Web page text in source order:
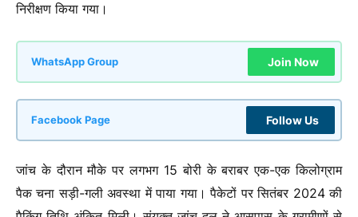
निरीक्षण किया गया।
WhatsApp Group Join Now
Facebook Page Follow Us
जांच के दौरान मौके पर लगभग 15 बोरी के बराबर एक-एक किलोग्राम
पैक चना सड़ी-गली अवस्था में पाया गया। पैकेटों पर सितंबर 2024 की